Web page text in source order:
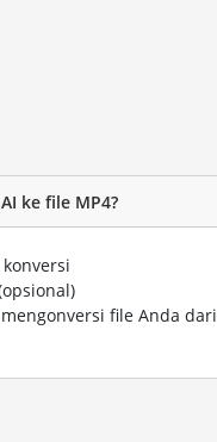
ke file MP4?
file Anda dari